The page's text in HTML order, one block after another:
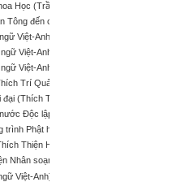
Học (Trần Chung Ngọc)
Tông đến cận đại (Thích Tâm Hải)
Việt-Anh] (Thiện Phúc)
Việt-Anh] (Narada; HT Thích Trí Chơn dịch)
Việt-Anh] (Thiện Phúc)
Trí Quảng)
(Thích Trí Quảng)
Độc lập Vạn Xuân ra đời đến Vua Trần
Phật học Hàm thụ (1998-2002)
Thiện Hoa)
Nhân soạn; Nguyễn Khuê dịch)
Việt-Anh] (Thiện Phúc)